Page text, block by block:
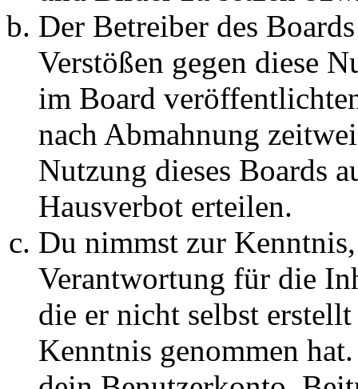
Der Betreiber des
Verstößen gegen diese
im Board
nach Abmahnung
Nutzung dieses Boards
Hausverbot erteilen.
Du nimmst zur
Verantwortung für die
die er nicht selbst
Kenntnis genommen